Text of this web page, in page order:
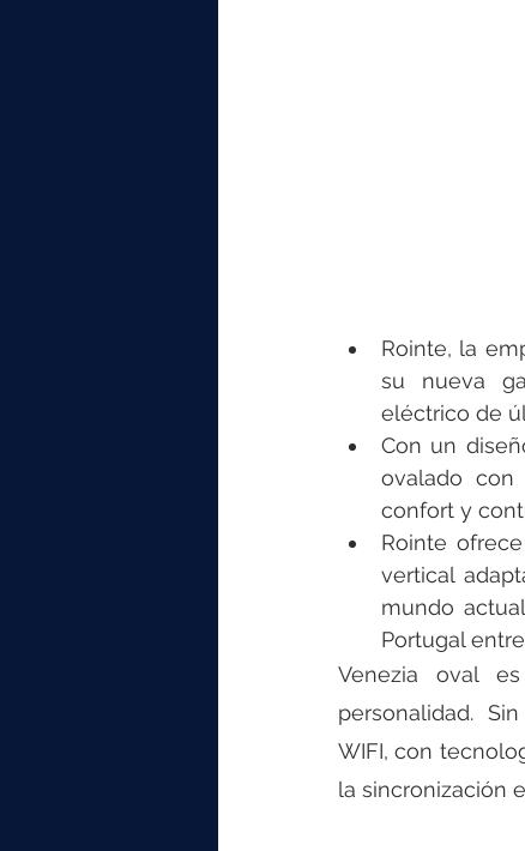
Rointe, la
su nueva
eléctrico de
Con un
ovalado con
confort y
Rointe
vertical
mundo
Portugal
Venezia oval
personalidad.
WIFI, con
la sincronización